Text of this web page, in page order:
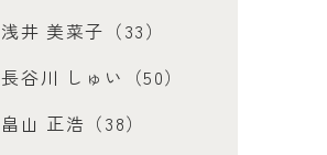
浅井 美菜子（33）
長谷川 しゅい（50）
畠山 正浩（38）